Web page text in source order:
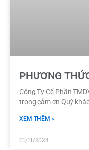
PHƯƠNG
Công Ty Cổ Phần
trọng cảm ơn Quý
XEM THÊM »
01/11/2024